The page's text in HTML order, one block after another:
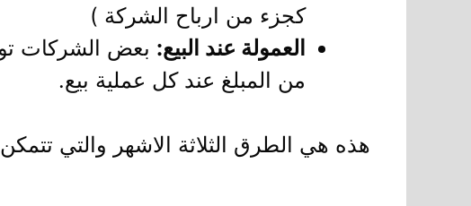
كجزء من ارباح الشركة )
العمولة عند البيع: بعض الشركات
من المبلغ عند كل عملية بيع.
هذه هي الطرق الثلاثة الاشهر والتي